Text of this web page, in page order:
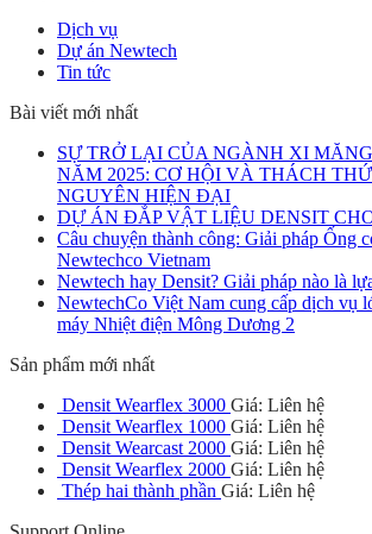
Dịch vụ
Dự án Newtech
Tin tức
Bài viết mới nhất
SỰ TRỞ LẠI CỦA NGÀNH XI
NĂM 2025: CƠ HỘI VÀ THÁCH
NGUYÊN HIỆN ĐẠI
DỰ ÁN ĐẮP VẬT LIỆU DENSIT
Câu chuyện thành công: Giải pháp Ống
Newtechco Vietnam
Newtech hay Densit? Giải pháp nào là
NewtechCo Việt Nam cung cấp dịch vụ
máy Nhiệt điện Mông Dương 2
Sản phẩm mới nhất
Densit Wearflex 3000 Giá: Liên hệ
Densit Wearflex 1000 Giá: Liên hệ
Densit Wearcast 2000 Giá: Liên hệ
Densit Wearflex 2000 Giá: Liên hệ
Thép hai thành phần Giá: Liên hệ